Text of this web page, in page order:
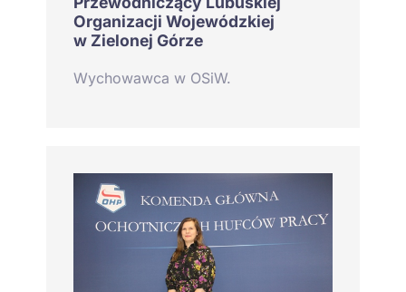
Organizacji Wojewódzkiej
w Zielonej Górze
Wychowawca w OSiW.